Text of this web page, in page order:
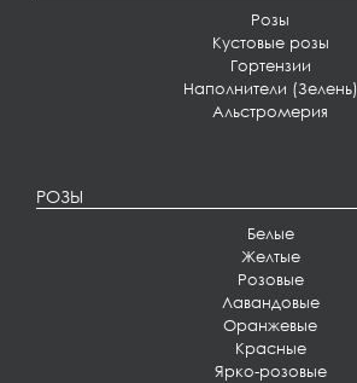
Розы
Кустовые розы
Гортензии
Наполнители (Зелень)
Альстромерия
РОЗЫ
Белые
Желтые
Розовые
Лавандовые
Оранжевые
Красные
Ярко-розовые